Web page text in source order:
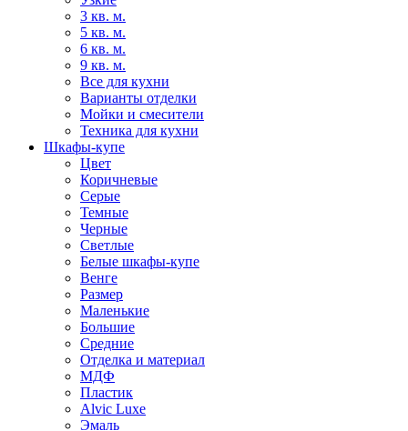
3 кв. м.
5 кв. м.
6 кв. м.
9 кв. м.
Все для кухни
Варианты отделки
Мойки и смесители
Техника для кухни
Шкафы-купе
Цвет
Коричневые
Серые
Темные
Черные
Светлые
Белые шкафы-купе
Венге
Размер
Маленькие
Большие
Средние
Отделка и материал
МДФ
Пластик
Alvic Luxe
Эмаль